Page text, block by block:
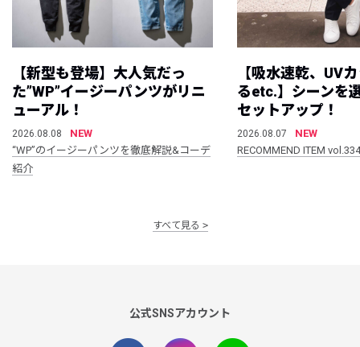
【新型も登場】大人気だっ
た”WP”イージーパンツがリニ
ューアル！
2026.08.08
NEW
“WP”のイージーパンツを徹底解説&コーデ
紹介
【吸水速乾、UV
るetc.】シーンを
セットアップ！
2026.08.07
NEW
RECOMMEND ITEM vol.334
すべて見る
公式SNSアカウント